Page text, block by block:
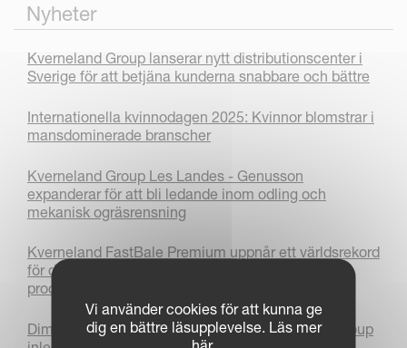
Nyheter
Kverneland Group lanserar nytt distributionscenter i
Sverige för att betjäna kunderna snabbare och bättre
Internationella kvinnodagen 2025: Kvinnor blomstrar i
mansdominerade branscher
Kverneland Group Les Landes - Genusson
expanderar för att bli ledande inom odling och
mekanisk ogräsrensning
Kverneland FastBale Premium uppnår ett världsrekord
för den största mängden inplastade balar som
produceras inom 24 timmar!
Dimensions Agri Technologies och Kverneland Group
Vi använder cookies för att kunna ge
dig en bättre läsupplevelse. Läs mer